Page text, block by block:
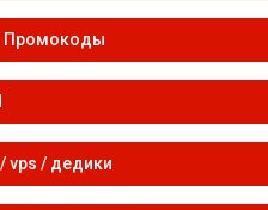
Промокоды
vps / дедики